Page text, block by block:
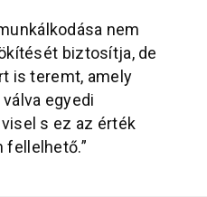
nem
biztosítja, de
is teremt, amely
egyedi
s ez az érték
fellelhető.”